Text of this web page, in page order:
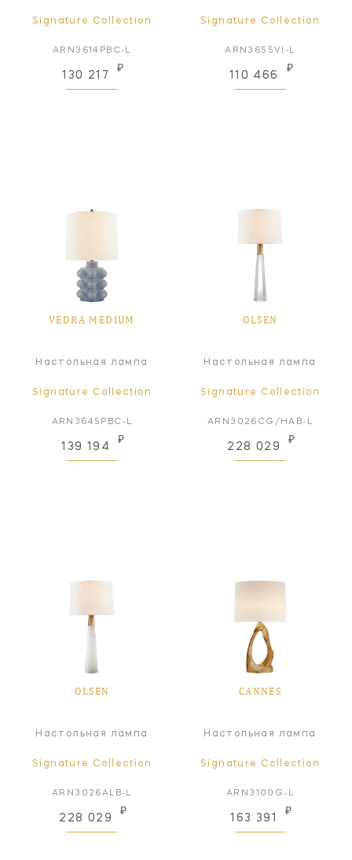
Signature Collection
ARN3614PBC-L
130 217
₽
Signature Collection
ARN3655VI-L
110 466
₽
VEDRA MEDIUM
Настольная лампа
Signature Collection
ARN3645PBC-L
139 194
₽
OLSEN
Настольная лампа
Signature Collection
ARN3026CG/HAB-L
228 029
₽
OLSEN
Настольная лампа
Signature Collection
ARN3026ALB-L
228 029
₽
CANNES
Настольная лампа
Signature Collection
ARN3100G-L
163 391
₽